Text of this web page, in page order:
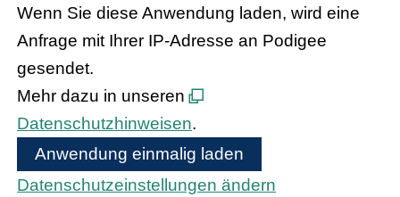
Wenn Sie diese Anwendung laden, wird eine
Anfrage mit Ihrer IP-Adresse an Podigee
gesendet.
Mehr dazu in unseren
Datenschutzhinweisen.
Anwendung einmalig laden
Datenschutzeinstellungen ändern